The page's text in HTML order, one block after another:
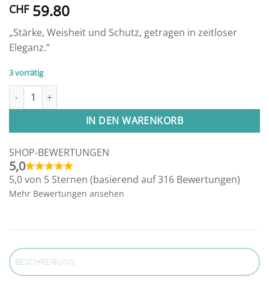
CHF59.80
„Stärke, Weisheit und Schutz, getragen in zeitloser
Eleganz.“
3 vorrätig
Steinkette "Eiche" Menge
IN DEN WARENKORB
Alternative:
SHOP-BEWERTUNGEN
5,0
5,0 von 5 Sternen (basierend auf 316 Bewertungen)
Mehr Bewertungen ansehen
BESCHREIBUNG